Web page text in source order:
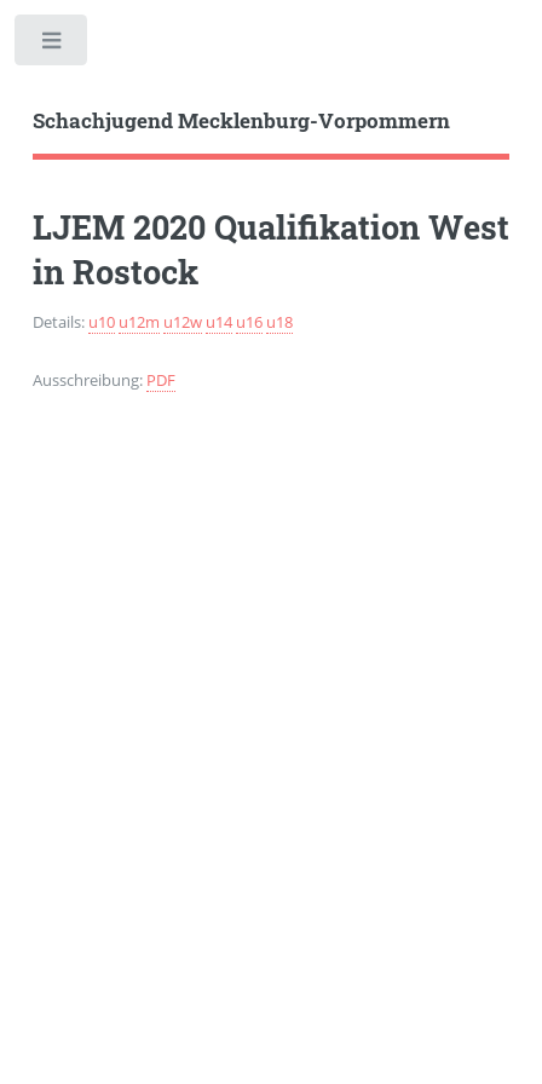
Schachjugend Mecklenburg-Vorpommern
LJEM 2020 Qualifikation West
in Rostock
Details: u10 u12m u12w u14 u16 u18
Ausschreibung: PDF